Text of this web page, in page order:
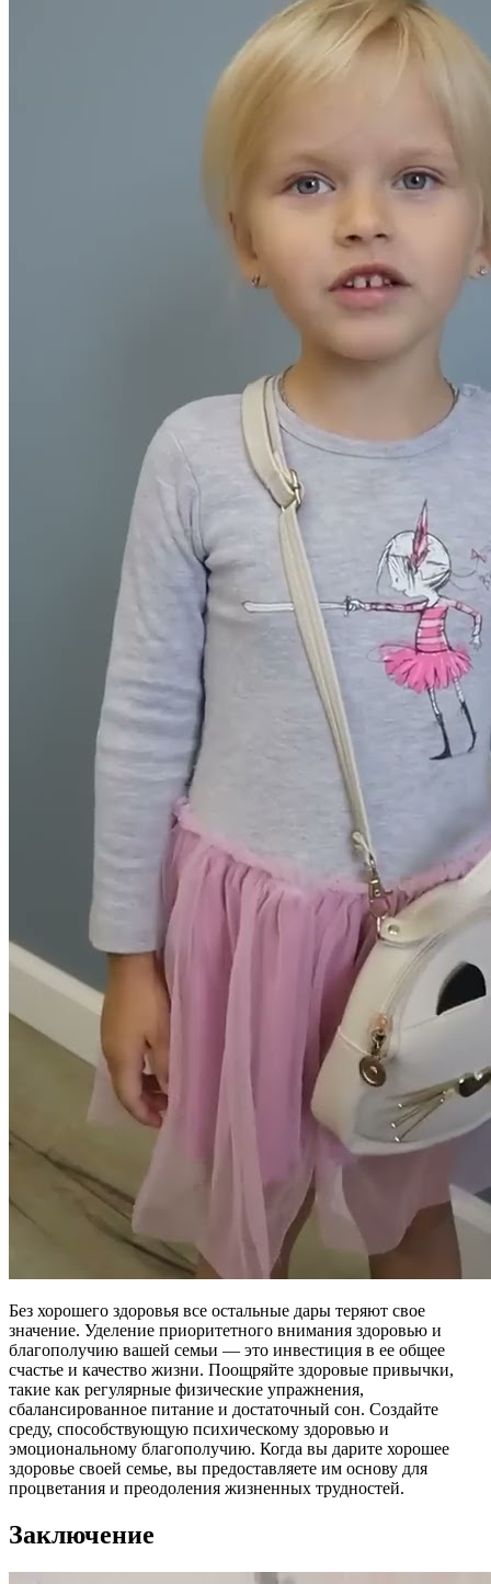
Без хорошего здоровья все остальные дары теряют свое
значение. Уделение приоритетного внимания здоровью и
благополучию вашей семьи — это инвестиция в ее общее
счастье и качество жизни. Поощряйте здоровые привычки,
такие как регулярные физические упражнения,
сбалансированное питание и достаточный сон. Создайте
среду, способствующую психическому здоровью и
эмоциональному благополучию. Когда вы дарите хорошее
здоровье своей семье, вы предоставляете им основу для
процветания и преодоления жизненных трудностей.
Заключение